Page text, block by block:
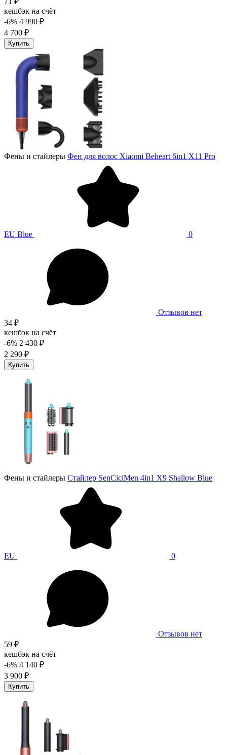
кешбэк на счёт
-6% 4 990 ₽
4 700 ₽
Купить
Фены и стайлеры Фен для волос Xiaomi Beheart 6in1 X11 Pro
EU Blue 0
Отзывов нет
34 ₽
кешбэк на счёт
-6% 2 430 ₽
2 290 ₽
Купить
Фены и стайлеры Стайлер SenCiciMen 4in1 X9 Shallow Blue
EU 0
Отзывов нет
59 ₽
кешбэк на счёт
-6% 4 140 ₽
3 900 ₽
Купить